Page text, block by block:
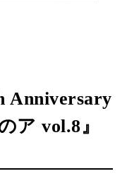
Anniversary
ア vol.8』